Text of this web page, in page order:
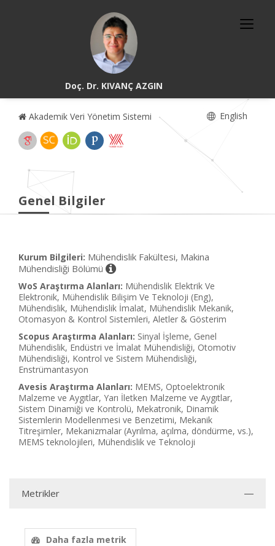
Doç. Dr. KIVANÇ AZGIN
Akademik Veri Yönetim Sistemi English
Genel Bilgiler
Kurum Bilgileri: Mühendislik Fakültesi, Makina
Mühendisliği Bölümü
WoS Araştırma Alanları: Mühendislik Elektrik Ve
Elektronik, Mühendislik Bilişim Ve Teknoloji (Eng),
Mühendislik, Mühendislik İmalat, Mühendislik Mekanik,
Otomasyon & Kontrol Sistemleri, Aletler & Gösterim
Scopus Araştırma Alanları: Sinyal İşleme, Genel
Mühendislik, Endüstri ve İmalat Mühendisliği, Otomotiv
Mühendisliği, Kontrol ve Sistem Mühendisliği,
Enstrümantasyon
Avesis Araştırma Alanları: MEMS, Optoelektronik
Malzeme ve Aygıtlar, Yarı İletken Malzeme ve Aygıtlar,
Sistem Dinamiği ve Kontrolü, Mekatronik, Dinamik
Sistemlerin Modellenmesi ve Benzetimi, Mekanik
Titreşimler, Mekanizmalar (Ayrılma, açılma, döndürme, vs.),
MEMS teknolojileri, Mühendislik ve Teknoloji
Metrikler
Daha fazla metrik